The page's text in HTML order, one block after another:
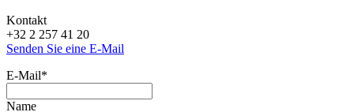
Kontakt
+32 2 257 41 20
Senden Sie eine E-Mail
E-Mail*
Name